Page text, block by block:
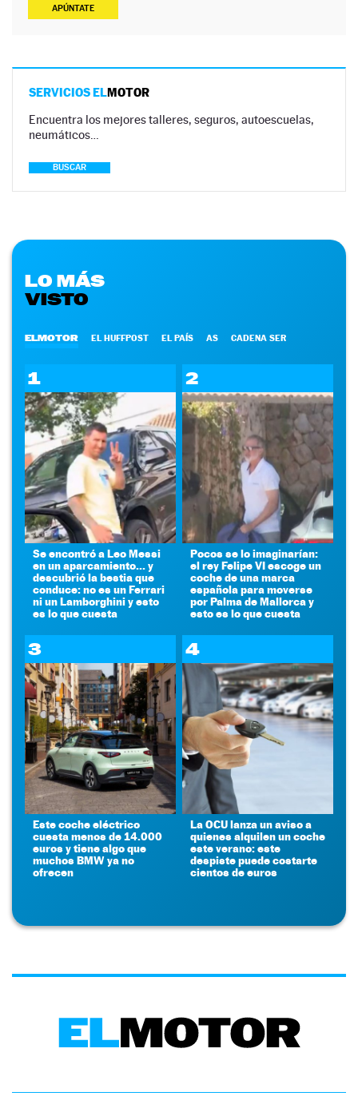
APÚNTATE
SERVICIOS ELMOTOR
Encuentra los mejores talleres, seguros, autoescuelas,
neumáticos…
BUSCAR
LO MÁS
VISTO
ELMOTOR EL HUFFPOST EL PAÍS AS CADENA SER
1
Se encontró a Leo Messi
en un aparcamiento... y
descubrió la bestia que
conduce: no es un Ferrari
ni un Lamborghini y esto
es lo que cuesta
2
Pocos se lo imaginarían:
el rey Felipe VI escoge un
coche de una marca
española para moverse
por Palma de Mallorca y
esto es lo que cuesta
3
Este coche eléctrico
cuesta menos de 14.000
euros y tiene algo que
muchos BMW ya no
ofrecen
4
La OCU lanza un aviso a
quienes alquilen un coche
este verano: este
despiste puede costarte
cientos de euros